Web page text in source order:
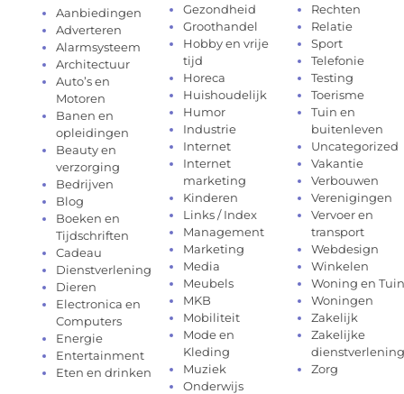
Aanbiedingen
Adverteren
Alarmsysteem
Architectuur
Auto’s en
Motoren
Banen en
opleidingen
Beauty en
verzorging
Bedrijven
Blog
Boeken en
Tijdschriften
Cadeau
Dienstverlening
Dieren
Electronica en
Computers
Energie
Entertainment
Eten en drinken
Gezondheid
Groothandel
Hobby en vrije
tijd
Horeca
Huishoudelijk
Humor
Industrie
Internet
Internet
marketing
Kinderen
Links / Index
Management
Marketing
Media
Meubels
MKB
Mobiliteit
Mode en
Kleding
Muziek
Onderwijs
Rechten
Relatie
Sport
Telefonie
Testing
Toerisme
Tuin en
buitenleven
Uncategorized
Vakantie
Verbouwen
Verenigingen
Vervoer en
transport
Webdesign
Winkelen
Woning en Tuin
Woningen
Zakelijk
Zakelijke
dienstverlening
Zorg